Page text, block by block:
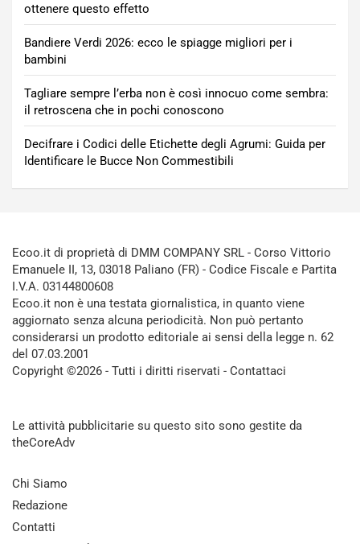
ottenere questo effetto
Bandiere Verdi 2026: ecco le spiagge migliori per i
bambini
Tagliare sempre l’erba non è così innocuo come sembra:
il retroscena che in pochi conoscono
Decifrare i Codici delle Etichette degli Agrumi: Guida per
Identificare le Bucce Non Commestibili
Ecoo.it di proprietà di DMM COMPANY SRL - Corso Vittorio
Emanuele II, 13, 03018 Paliano (FR) - Codice Fiscale e Partita
I.V.A. 03144800608
Ecoo.it non è una testata giornalistica, in quanto viene
aggiornato senza alcuna periodicità. Non può pertanto
considerarsi un prodotto editoriale ai sensi della legge n. 62
del 07.03.2001
Copyright ©2026 - Tutti i diritti riservati - Contattaci
Le attività pubblicitarie su questo sito sono gestite da
theCoreAdv
Chi Siamo
Redazione
Contatti